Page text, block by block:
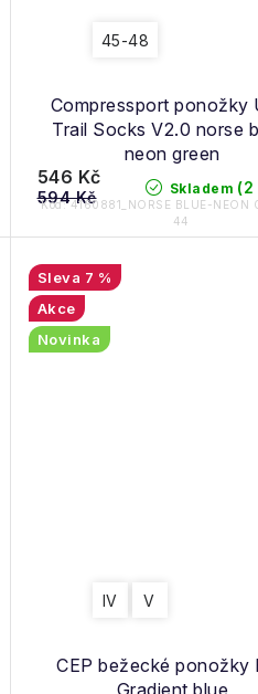
Compressport ponožky
Trail Socks V2.0 norse
neon green
45-48
Skladem (2
546 Kč
594 Kč
Kód:4160881_NORSE BLUE-NEON
44
CEP bežecké ponožky
Gradient blue
7 %
Akce
Novinka
IV V